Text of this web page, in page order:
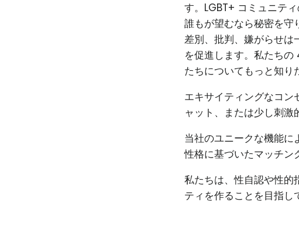
す。LGBT+ コミュニテ
誰もが望むなら秘密を
差別、批判、嫌がらせは
を促進します。私たち
たちについてもっと知り
エキサイティングなコン
ャット、または少し刺激
当社のユニークな機能に
性格に基づいたマッチン
私たちは、性自認や性的
ティを作ることを目指し